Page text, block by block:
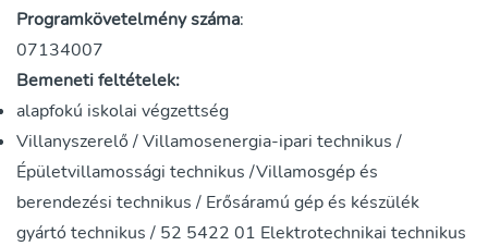
Programkövetelmény száma:
07134007
Bemeneti feltételek:
alapfokú iskolai végzettség
Villanyszerelő / Villamosenergia-ipari technikus /
Épületvillamossági technikus /Villamosgép és
berendezési technikus / Erősáramú gép és készülék
gyártó technikus / 52 5422 01 Elektrotechnikai technikus